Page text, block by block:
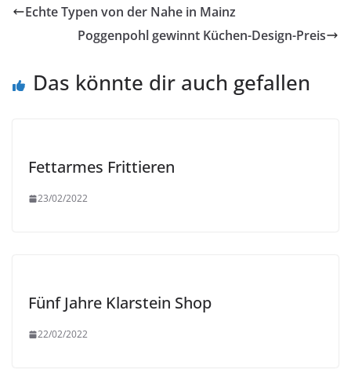
Echte Typen von der Nahe in Mainz
Poggenpohl gewinnt Küchen-Design-Preis
Das könnte dir auch gefallen
Fettarmes Frittieren
23/02/2022
Fünf Jahre Klarstein Shop
22/02/2022